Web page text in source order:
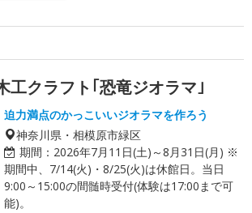
クラフト｢恐竜ジオラマ｣
迫力満点のかっこいいジオラマを作ろう
神奈川県・相模原市緑区
期間： 2026年7月11日(土)～8月31日(月) ※
期間中、7/14(火)・8/25(火)は休館日。当日
9:00～15:00の間髄時受付(体験は17:00まで可
能)。